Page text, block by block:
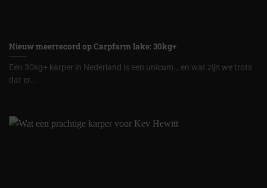
Nieuw meerrecord op Carpfarm lake: 30kg+
Een 30kg+ karper in Nederland is een unicum… en wat zijn we trots
dat er...